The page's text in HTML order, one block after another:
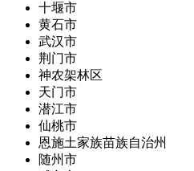
十堰市
黄石市
武汉市
荆门市
神农架林区
天门市
潜江市
仙桃市
恩施土家族苗族自治州
随州市